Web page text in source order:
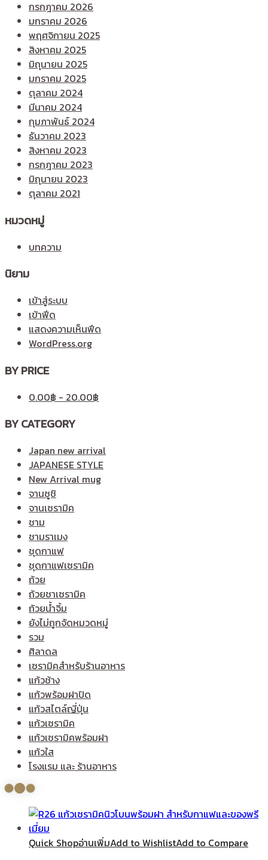
กรกฎาคม 2026
มกราคม 2026
พฤศจิกายน 2025
สิงหาคม 2025
มิถุนายน 2025
มกราคม 2025
ตุลาคม 2024
มีนาคม 2024
กุมภาพันธ์ 2024
ธันวาคม 2023
สิงหาคม 2023
กรกฎาคม 2023
มิถุนายน 2023
ตุลาคม 2021
หมวดหมู่
บทความ
นิยาม
เข้าสู่ระบบ
เข้าฟีด
แสดงความเห็นฟีด
WordPress.org
BY PRICE
0.00฿ - 20.00฿
BY CATEGORY
Japan new arrival
JAPANESE STYLE
New Arrival mug
จานซูชิ
จานเซรามิค
ชาม
ชามราเมง
ชุดกาแฟ
ชุดกาแฟเซรามิค
ถ้วย
ถ้วยชาเซรามิค
ถ้วยน้ำจิ้ม
ยังไม่ถูกจัดหมวดหมู่
รวม
ศิลาดล
เซรามิคสำหรับร้านอาหาร
แก้วช้าง
แก้วพร้อมฝาปิด
แก้วสไตล์ญี่ปุ่น
แก้วเซรามิค
แก้วเซรามิคพร้อมฝา
แก้วใส
โรงแรม และ ร้านอาหาร
Quick Shopอ่านเพิ่มAdd to WishlistAdd to Compare